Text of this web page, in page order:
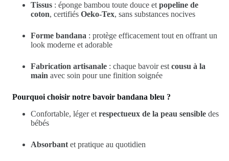
Tissus : éponge bambou toute douce et popeline de
coton, certifiés Oeko-Tex, sans substances nocives
Forme bandana : protège efficacement tout en offrant un
look moderne et adorable
Fabrication artisanale : chaque bavoir est cousu à la
main avec soin pour une finition soignée
Pourquoi choisir notre bavoir bandana bleu ?
Confortable, léger et respectueux de la peau sensible des
bébés
Absorbant et pratique au quotidien